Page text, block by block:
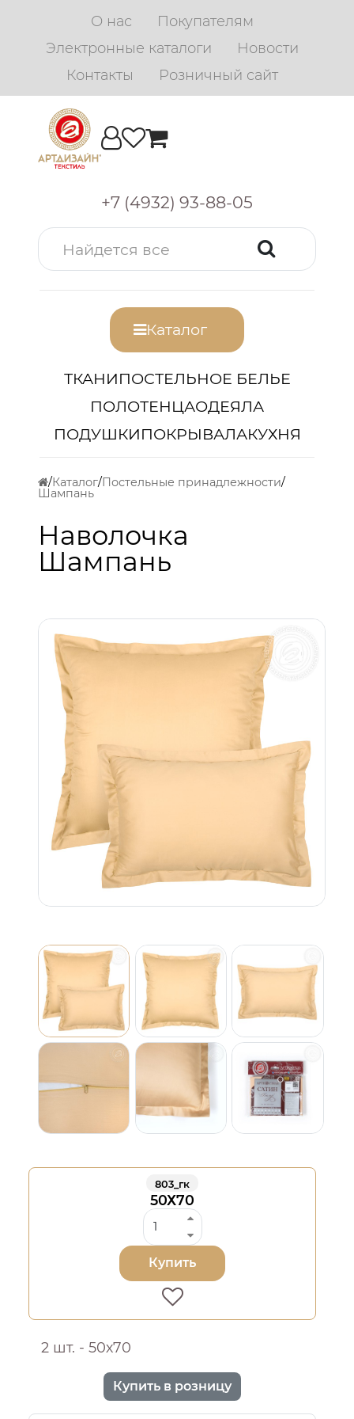
О нас
Покупателям
Электронные каталоги
Новости
Контакты
Розничный сайт
+7 (4932) 93-88-05
Каталог
ТКАНИПОСТЕЛЬНОЕ БЕЛЬЕ
ПОЛОТЕНЦАОДЕЯЛА
ПОДУШКИПОКРЫВАЛАКУХНЯ
Каталог Постельные принадлежности
Шампань
Наволочка
Шампань
803_гк
50Х70
Купить
2 шт. - 50х70
Купить в розницу